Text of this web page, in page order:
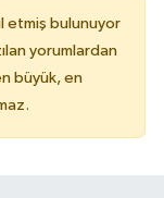
etmiş bulunuyor
yorumlardan
büyük, en